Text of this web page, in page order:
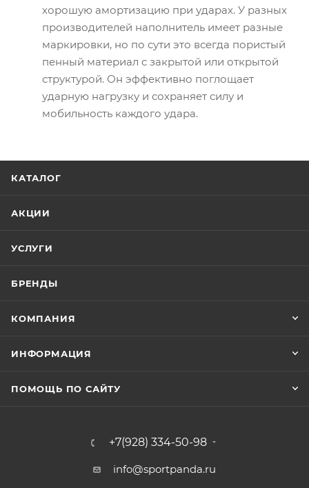
хорошую амортизацию при ударах. У разных
производителей наполнитель имеет разные
маркировки, но по сути это всегда пористый
пенный материал с закрытой или открытой
структурой. Он эффективно поглощает
ударную нагрузку и сохраняет силу и
мобильность каждого удара.
КАТАЛОГ
АКЦИИ
УСЛУГИ
БРЕНДЫ
КОМПАНИЯ
ИНФОРМАЦИЯ
ПОМОЩЬ ПО САЙТУ
+7(928) 334-50-98
info@sportpanda.ru